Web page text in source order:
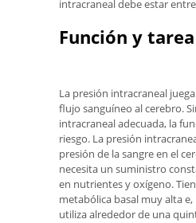
intracraneal debe estar
Función y tarea
La presión intracraneal
flujo sanguíneo al cerebro.
intracraneal adecuada, la
riesgo. La presión
presión de la sangre en el
necesita un suministro
en nutrientes y oxígeno.
metabólica basal muy alta
utiliza alrededor de una